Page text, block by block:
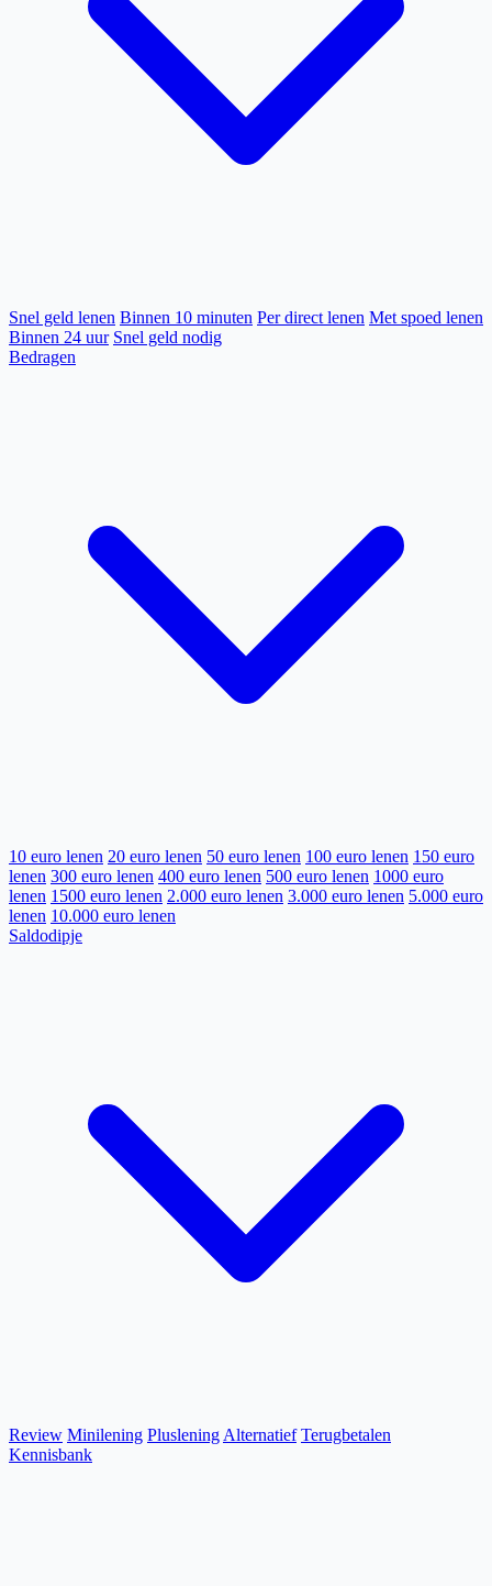
Snel geld lenen Binnen 10 minuten Per direct lenen Met spoed lenen
Binnen 24 uur Snel geld nodig
Bedragen
10 euro lenen 20 euro lenen 50 euro lenen 100 euro lenen 150 euro
lenen 300 euro lenen 400 euro lenen 500 euro lenen 1000 euro
lenen 1500 euro lenen 2.000 euro lenen 3.000 euro lenen 5.000 euro
lenen 10.000 euro lenen
Saldodipje
Review Minilening Pluslening Alternatief Terugbetalen
Kennisbank